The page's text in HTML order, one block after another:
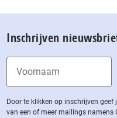
Inschrijven
Door te klikken op inschrijven
van een of meer mailings